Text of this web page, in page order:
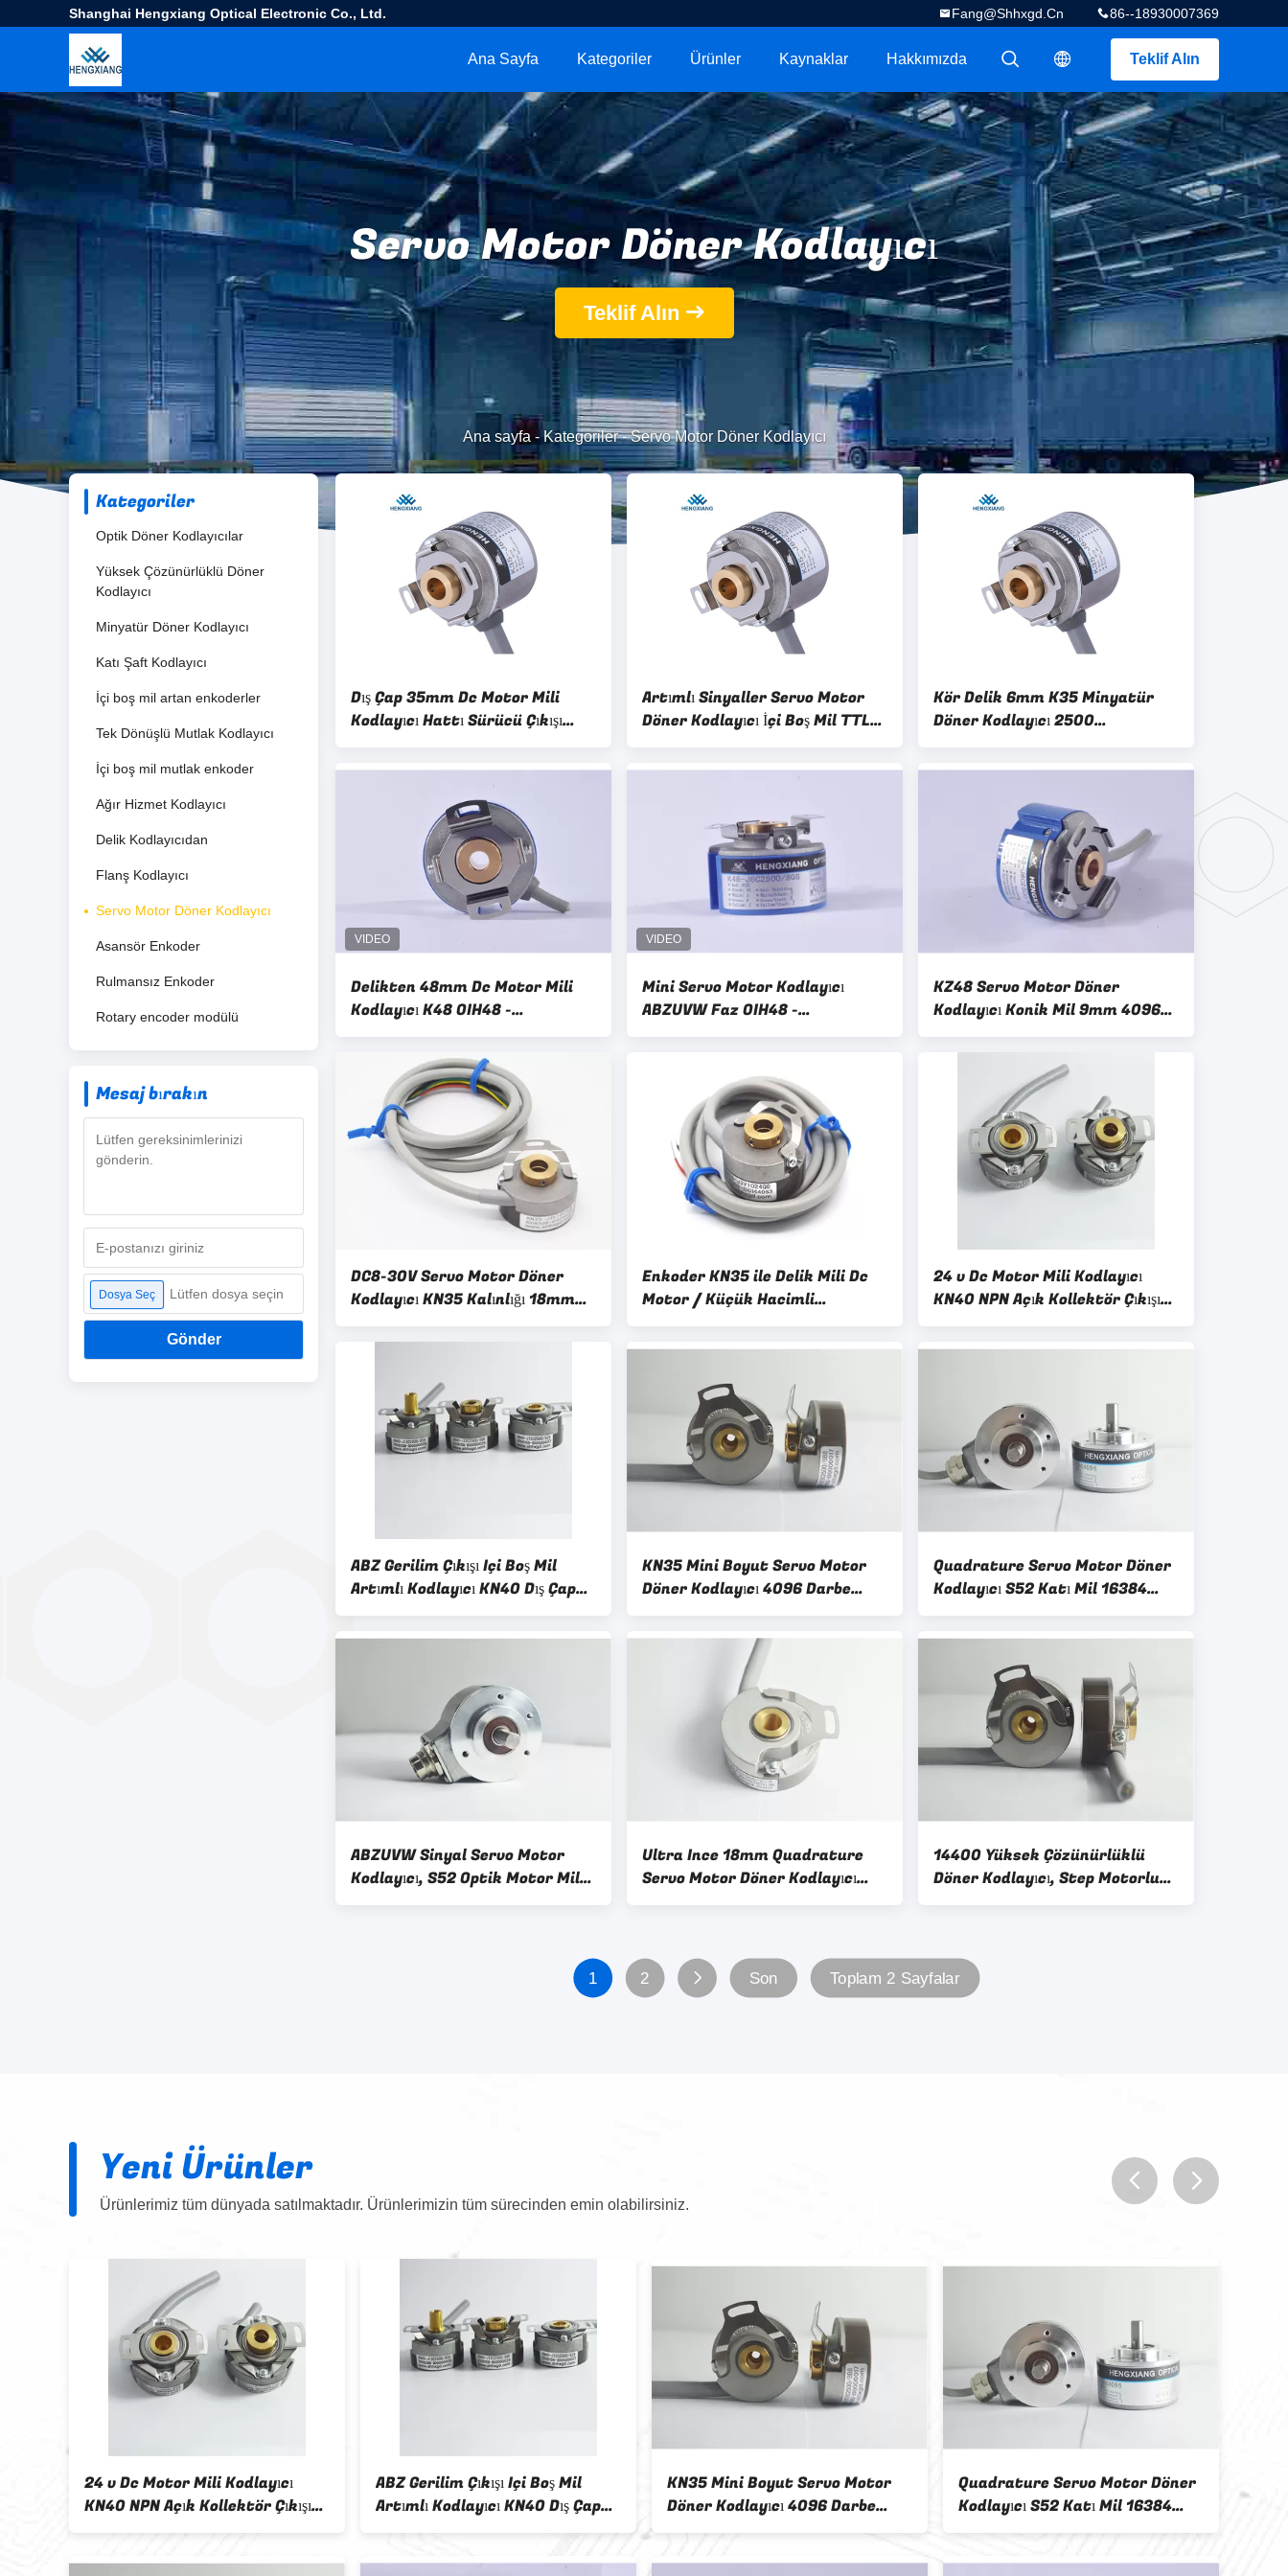
Shanghai Hengxiang Optical Electronic Co., Ltd. 86--18930007369
Fang@shhxgd.cn
Teklif Alın
描述
描述
Ana Sayfa Kategoriler Ürünler Kaynaklar Hakkımızda
Servo Motor Döner Kodlayıcı
Teklif Alın
Ana sayfa- Kategoriler-Servo Motor Döner Kodlayıcı
Kategoriler
Optik Döner Kodlayıcılar
Yüksek Çözünürlüklü Döner
Kodlayıcı
Minyatür Döner Kodlayıcı
Katı Şaft Kodlayıcı
İçi boş mil artan enkoderler
Tek Dönüşlü Mutlak Kodlayıcı
İçi boş mil mutlak enkoder
Ağır Hizmet Kodlayıcı
Delik Kodlayıcıdan
Flanş Kodlayıcı
Servo Motor Döner Kodlayıcı
Asansör Enkoder
Rulmansız Enkoder
Rotary encoder modülü
Mesaj bırakın
Dosya Seç Lütfen dosya seçin
Gönder
Dış Çap 35mm Dc Motor Mili
Kodlayıcı Hattı Sürücü Çıkışı
Gecikme Sinyalli 5 V DC
Artımlı Sinyaller Servo Motor
Döner Kodlayıcı İçi Boş Mil TTL
Döner Kodlayıcı
Kör Delik 6mm K35 Minyatür
Döner Kodlayıcı 2500
Çözünürlük 4 Kutuplu
Delikten 48mm Dc Motor Mili
Kodlayıcı K48 OIH48 -
TS5214N510 Değiştirme
Mini Servo Motor Kodlayıcı
ABZUVW Faz OIH48 -
1024P6L65v Kodlayıcı K48
KZ48 Servo Motor Döner
Kodlayıcı Konik Mil 9mm 4096
Çözünürlük 8 Kutuplu Hat
250BM / 2P-G05L-C
DC8-30V Servo Motor Döner
Kodlayıcı KN35 Kalınlığı 18mm
Montaj Bahar Plaka Ile
Enkoder KN35 ile Delik Mili Dc
Motor / Küçük Hacimli
Endüstriyel Döner Kodlayıcı
24 v Dc Motor Mili Kodlayıcı
KN40 NPN Açık Kollektör Çıkışı
1024 Darbe
ABZ Gerilim Çıkışı Içi Boş Mil
Artımlı Kodlayıcı KN40 Dış Çap
40mm
KN35 Mini Boyut Servo Motor
Döner Kodlayıcı 4096 Darbe
Diferansiyel Çıkış 4 Kutuplu
5VDC
Quadrature Servo Motor Döner
Kodlayıcı S52 Katı Mil 16384
Çözünürlük Hattı Sürücüsü
26C31 Çıkış
ABZUVW Sinyal Servo Motor
Kodlayıcı, S52 Optik Motor Mili
Kodlayıcıları 5000 Çözünürlük
Ultra Ince 18mm Quadrature
Servo Motor Döner Kodlayıcı
KN35 Konik Delik Mili 7mm
14400 Yüksek Çözünürlüklü
Döner Kodlayıcı, Step Motorlu
Döner Kodlayıcı IP40
1 2 Son Toplam 2 Sayfalar
Yeni Ürünler
Ürünlerimiz tüm dünyada satılmaktadır. Ürünlerimizin tüm sürecinden emin olabilirsiniz.
24 v Dc Motor Mili Kodlayıcı
KN40 NPN Açık Kollektör Çıkışı
1024 Darbe
ABZ Gerilim Çıkışı Içi Boş Mil
Artımlı Kodlayıcı KN40 Dış Çap
40mm
KN35 Mini Boyut Servo Motor
Döner Kodlayıcı 4096 Darbe
Diferansiyel Çıkış 4 Kutuplu
Quadrature Servo Motor Döner
Kodlayıcı S52 Katı Mil 16384
Çözünürlük Hattı Sürücüsü